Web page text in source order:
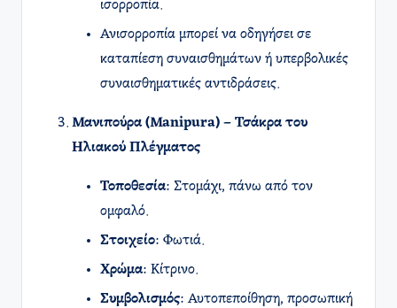
ισορροπία.
Ανισορροπία μπορεί να οδηγήσει σε
καταπίεση συναισθημάτων ή υπερβολικές
συναισθηματικές αντιδράσεις.
Μανιπούρα (Manipura) – Τσάκρα του
Ηλιακού Πλέγματος
Τοποθεσία: Στομάχι, πάνω από τον
ομφαλό.
Στοιχείο: Φωτιά.
Χρώμα: Κίτρινο.
Συμβολισμός: Αυτοπεποίθηση, προσωπική